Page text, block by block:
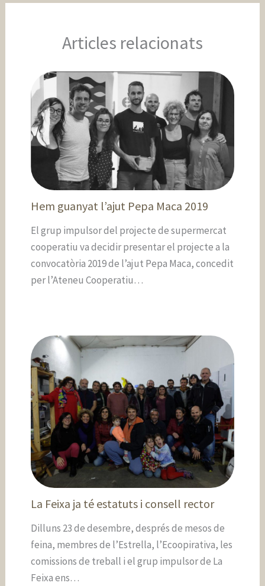
Articles relacionats
Hem guanyat l’ajut Pepa Maca 2019
El grup impulsor del projecte de supermercat
cooperatiu va decidir presentar el projecte a la
convocatòria 2019 de l’ajut Pepa Maca, concedit
per l’Ateneu Cooperatiu…
La Feixa ja té estatuts i consell rector
Dilluns 23 de desembre, després de mesos de
feina, membres de l’Estrella, l’Ecoopirativa, les
comissions de treball i el grup impulsor de La
Feixa ens…